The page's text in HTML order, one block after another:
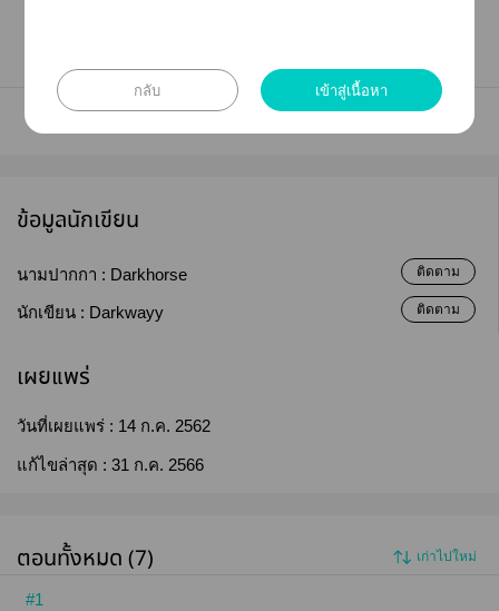
ข้อมูลนักเขียน
นามปากกา : Darkhorse ติดตาม
นักเขียน : Darkwayy ติดตาม
เผยแพร่
วันที่เผยแพร่ : 14 ก.ค. 2562
แก้ไขล่าสุด : 31 ก.ค. 2566
ตอนทั้งหมด (7) เก่าไปใหม่
#1
กลับ เข้าสู่เนื้อหา